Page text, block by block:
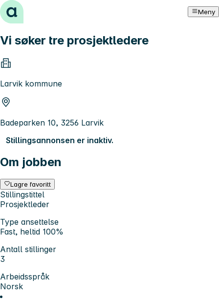
Hopp til innhold Meny
Vi søker tre prosjektledere
Larvik kommune
Badeparken 10, 3256 Larvik
Stillingsannonsen er inaktiv.
Om jobben
Lagre favoritt
Stillingstittel
Prosjektleder
Type ansettelse
Fast, heltid 100%
Antall stillinger
3
Arbeidsspråk
Norsk